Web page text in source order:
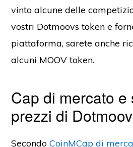
vinto alcune delle
vostri Dotmoovs token e
piattaforma, sarete anche
alcuni MOOV token.
Cap di mercato e
prezzi di
SecondoCoinMCap di